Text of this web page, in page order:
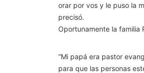
orar por vos y le puso la
precisó.
Oportunamente la familia
“Mi papá era pastor
para que las personas